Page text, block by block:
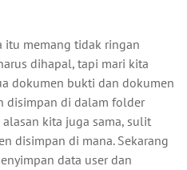
itu memang tidak ringan
dihapal, tapi mari kita
dokumen bukti dan dokumen
disimpan di dalam folder
kita juga sama, sulit
disimpan di mana. Sekarang
data user dan